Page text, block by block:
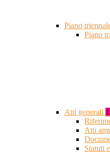
Piano
Piano
Atti generali
Atti
Statuti